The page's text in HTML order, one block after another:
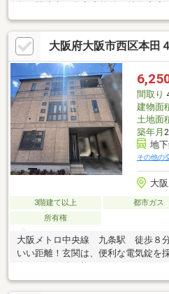
簿）・延べ床面積：99.12㎡（公簿
路6ｍ以上・各居室に収納あり・
にトイレあり・クローゼット5カ所あ
◆◇周辺環境◇◆・春日出中学校ま
で417ｍ・西九条小学校まで483ｍ
548ｍ・朝日橋幼稚園まで790ｍ・咲
286m
大阪府大阪市西区本田
間取り
建物面
土地面
築年月
地
その他の
大
3階建て以上 都市ガス
所有権
大阪メトロ中央線 九条駅 徒歩８
いい距離！玄関は、便利な電気錠を
いながら解除可能です。